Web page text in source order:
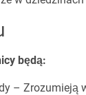
będą:
– Zrozumieją